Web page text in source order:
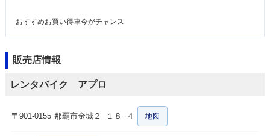
おすすめお買い得車今がチャンス
販売店情報
レンタバイク アプロ
〒901-0155 那覇市金城２−１８−４ 地図